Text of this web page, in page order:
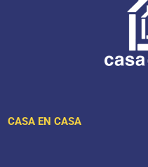
CASA EN CASA